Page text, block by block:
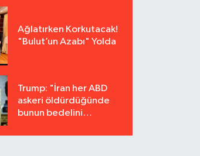
Ağlatırken Korkutacak!
"Bulut’un Azabı" Yolda
Trump: "İran her ABD
askeri öldürdüğünde
bunun bedelini